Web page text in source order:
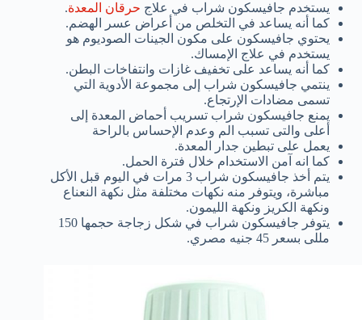
يستخدم جافيسكون شراب في علاج حرقان المعدة.
كما أنه يساعد في التخلص من أعراض عسر الهضم.
يحتوي جافيسكون على مكون الجينات الصوديوم هو
يستخدم في علاج الإمساك.
كما أنه يساعد على تخفيف غازات وانتفاخات البطن.
ينتمي جافيسكون شراب إلى مجموعة الأدوية التي
تسمى مضادات الإرتجاع.
يمنع جافيسكون شراب تسريب أحماض المعدة إلى
أعلى والتى تسبب الم وعدم الإحساس بالراحة
يعمل على تبطين جدار المعدة.
كما انه آمن الاستخدام خلال فترة الحمل.
يتم أخذ جافيسكون شراب 3 مرات في اليوم قبل الأكل
مباشرة، ويتوفر منه نكهات مختلفة مثل نكهة النعناع
ونكهة الكريز ونكهة الليمون.
يتوفر جافيسكون شراب في شكل زجاجة حجمها 150
مللى بسعر 45 جنيه مصري.